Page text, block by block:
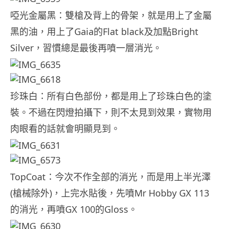
啞光金屬黑：雙槍及背上的骨架，就是用上了金屬
黑的油，用上了Gaia的Flat black及加點Bright
Silver，習慣總是最後再噴一層消光。
珍珠白：所有白色部份，都是用上了珍珠白色的塗
裝。不過在閃燈拍攝下，則不太見到效果，實物用
肉眼看的話就會明顯見到。
TopCoat：今次不作全部的消光，而是用上半光澤
(槍械除外)，上完水貼後，先噴Mr Hobby GX 113
的消光，再噴GX 100的Gloss。